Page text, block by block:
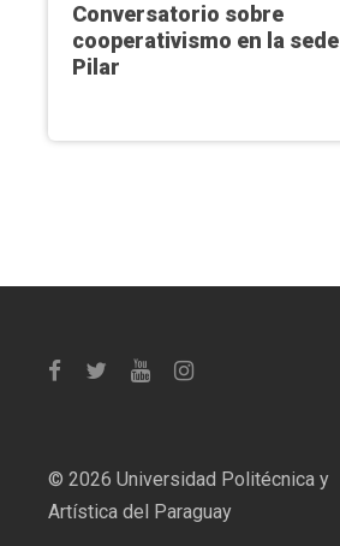
Conversatorio sobre
cooperativismo en la sede
Pilar
© 2026 Universidad Politécnica y
Artística del Paraguay